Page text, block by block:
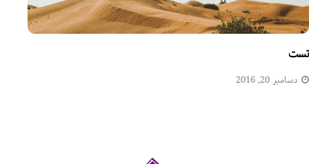
تست
دسامبر 20, 2016